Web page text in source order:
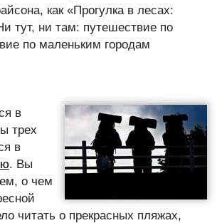
как «Прогулка в лесах:
тут, ни там: путешествие по
по маленьким городам
в
трех
в
. Вы
о чем
читать о прекрасных пляжах,